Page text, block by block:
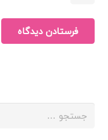
فرستادن دیدگاه
جستجو